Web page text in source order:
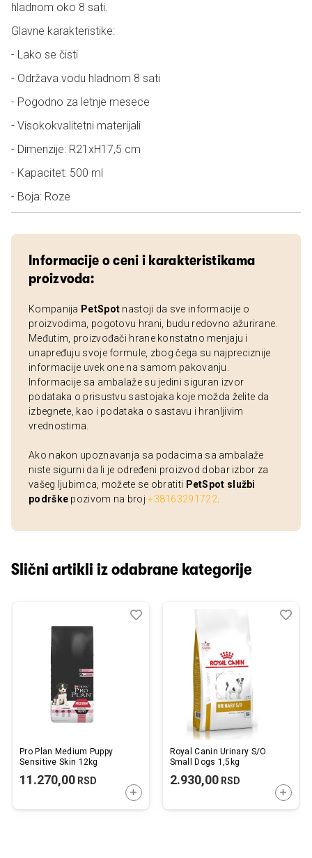
hladnom oko 8 sati.
Glavne karakteristike:
- Lako se čisti
- Održava vodu hladnom 8 sati
- Pogodno za letnje mesece
- Visokokvalitetni materijali
- Dimenzije: R21xH17,5 cm
- Kapacitet: 500 ml
- Boja: Roze
Informacije o ceni i karakteristikama
proizvoda:
Kompanija PetSpot nastoji da sve informacije o
proizvodima, pogotovu hrani, budu redovno ažurirane.
Međutim, proizvođači hrane konstatno menjaju i
unapređuju svoje formule, zbog čega su najpreciznije
informacije uvek one na samom pakovanju.
Informacije sa ambalaže su jedini siguran izvor
podataka o prisustvu sastojaka koje možda želite da
izbegnete, kao i podataka o sastavu i hranljivim
vrednostima.
Ako nakon upoznavanja sa podacima sa ambalaže
niste sigurni da li je određeni proizvod dobar izbor za
vašeg ljubimca, možete se obratiti PetSpot službi
podrške pozivom na broj+38163291722
Slični artikli iz odabrane kategorije
Pro Plan Medium Puppy
Sensitive Skin 12kg
11.270,00 RSD
DODAJTE U KORPU
Dodaj
Uporedi
Royal Canin Urinary S/O
Small Dogs 1,5kg
2.930,00RSD